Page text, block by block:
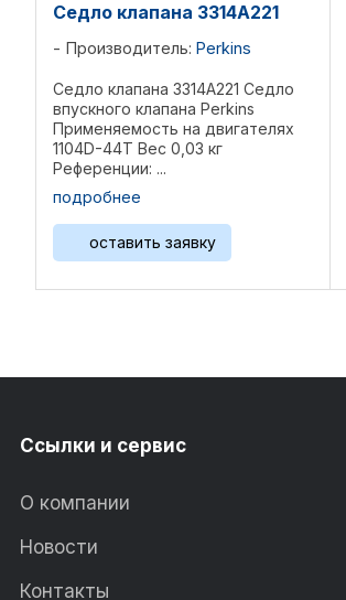
Седло клапана 3314A221
Производитель: Perkins
Седло клапана 3314A221 Седло
впускного клапана Perkins
Применяемость на двигателях
1104D-44T Вес 0,03 кг
Референции: ...
подробнее
оставить заявку
Ссылки и сервис
О компании
Новости
Контакты